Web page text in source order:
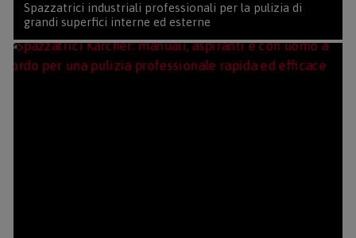
Spazzatrici industriali professionali per la pulizia di
grandi superfici interne ed esterne